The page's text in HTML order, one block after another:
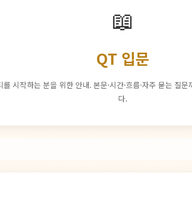
📖
QT 입문
를 시작하는 분을 위한 안내. 본문·시간·흐름·자주 묻는 질
다.